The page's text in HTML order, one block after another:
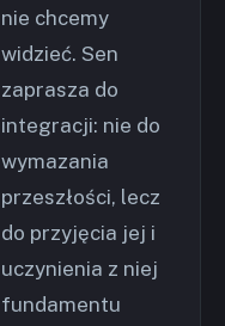
nie chcemy
widzieć. Sen
zaprasza do
integracji: nie do
wymazania
przeszłości, lecz
do przyjęcia jej i
uczynienia z niej
fundamentu